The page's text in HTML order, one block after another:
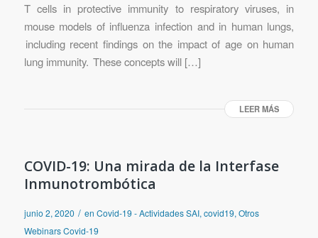
T cells in protective immunity to respiratory viruses, in
mouse models of influenza infection and in human lungs,
including recent findings on the impact of age on human
lung immunity. These concepts will […]
LEER MÁS
COVID-19: Una mirada de la Interfase
Inmunotrombótica
junio 2, 2020 / en Covid-19 - Actividades SAI, covid19, Otros
Webinars Covid-19